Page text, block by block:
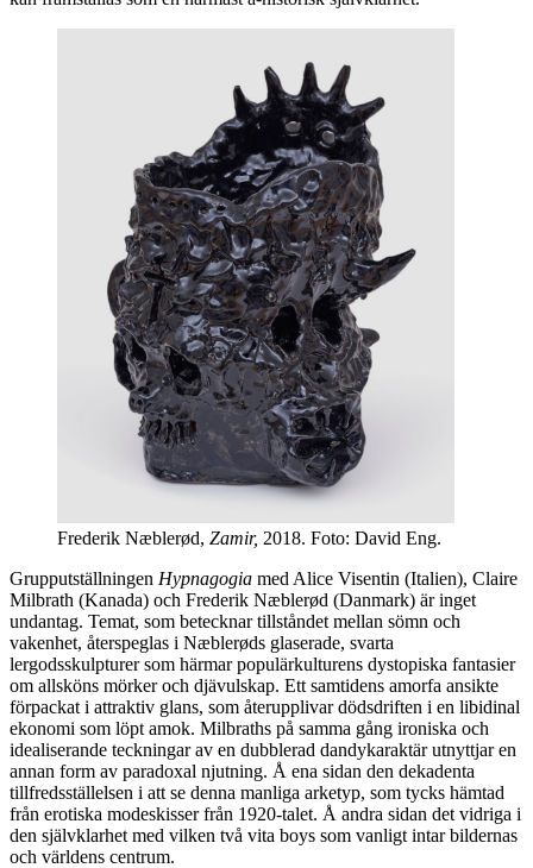
Frederik Næblerød, Zamir, 2018. Foto: David Eng.
Grupputställningen Hypnagogia med Alice Visentin (Italien), Claire
Milbrath (Kanada) och Frederik Næblerød (Danmark) är inget
undantag. Temat, som betecknar tillståndet mellan sömn och
vakenhet, återspeglas i Næblerøds glaserade, svarta
lergodsskulpturer som härmar populärkulturens dystopiska fantasier
om allsköns mörker och djävulskap. Ett samtidens amorfa ansikte
förpackat i attraktiv glans, som återupplivar dödsdriften i en libidinal
ekonomi som löpt amok. Milbraths på samma gång ironiska och
idealiserande teckningar av en dubblerad dandykaraktär utnyttjar en
annan form av paradoxal njutning. Å ena sidan den dekadenta
tillfredsställelsen i att se denna manliga arketyp, som tycks hämtad
från erotiska modeskisser från 1920-talet. Å andra sidan det vidriga i
den självklarhet med vilken två vita boys som vanligt intar bildernas
och världens centrum.